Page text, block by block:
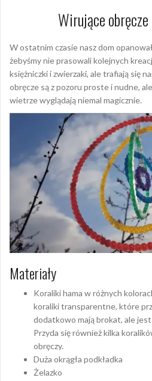
Wirujące
W ostatnim czasie nasz dom
żebyśmy nie prasowali kolejnych
księżniczki i zwierzaki, ale trafiają się
obręcze są z pozoru proste i nudne,
wietrze wyglądają niemal magicznie.
Materiały
Koraliki hama w różnych
koraliki transparentne, które
dodatkowo mają brokat, ale
Przyda się również kilka
obręczy.
Duża okrągła podkładka
Żelazko